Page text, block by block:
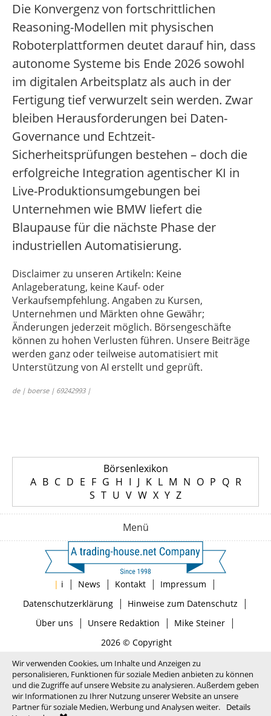
Die Konvergenz von fortschrittlichen
Reasoning-Modellen mit physischen
Roboterplattformen deutet darauf hin, dass
autonome Systeme bis Ende 2026 sowohl
im digitalen Arbeitsplatz als auch in der
Fertigung tief verwurzelt sein werden. Zwar
bleiben Herausforderungen bei Daten-
Governance und Echtzeit-
Sicherheitsprüfungen bestehen – doch die
erfolgreiche Integration agentischer KI in
Live-Produktionsumgebungen bei
Unternehmen wie BMW liefert die
Blaupause für die nächste Phase der
industriellen Automatisierung.
Disclaimer zu unseren Artikeln: Keine
Anlageberatung, keine Kauf- oder
Verkaufsempfehlung. Angaben zu Kursen,
Unternehmen und Märkten ohne Gewähr;
Änderungen jederzeit möglich. Börsengeschäfte
können zu hohen Verlusten führen. Unsere Beiträge
werden ganz oder teilweise automatisiert mit
Unterstützung von AI erstellt und geprüft.
de | boerse | 69242993 |
Börsenlexikon
A B C D E F G H I J K L M N O P Q R
S T U V W X Y Z
Menü
| i | News | Kontakt | Impressum |
Datenschutzerklärung| Hinweise zum Datenschutz |
Über uns | Unsere Redaktion | Mike Steiner|
2026 © Copyright
Wir verwenden Cookies, um Inhalte und Anzeigen zu
personalisieren, Funktionen für soziale Medien anbieten zu können
und die Zugriffe auf unsere Website zu analysieren. Außerdem geben
wir Informationen zu Ihrer Nutzung unserer Website an unsere
Partner für soziale Medien, Werbung und Analysen weiter.
Details